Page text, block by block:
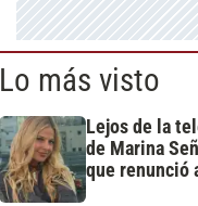
Lo más visto
Lejos de la
de Marina
que renunció